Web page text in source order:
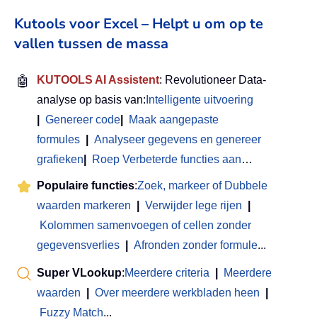
Kutools voor Excel – Helpt u om op te
vallen tussen de massa
🤖 KUTOOLS AI Assistent: Revolutioneer Data-
analyse op basis van: Intelligente uitvoering
Genereer code
Maak aangepaste
formules
Analyseer gegevens en genereer
grafieken
Roep Verbeterde functies aan…
Populaire functies:Zoek, markeer of Dubbele
waarden markeren
Verwijder lege rijen
Kolommen samenvoegen of cellen zonder
gegevensverlies
Afronden zonder formule...
Super VLookup:Meerdere criteria
Meerdere
waarden
Over meerdere werkbladen heen
Fuzzy Match...